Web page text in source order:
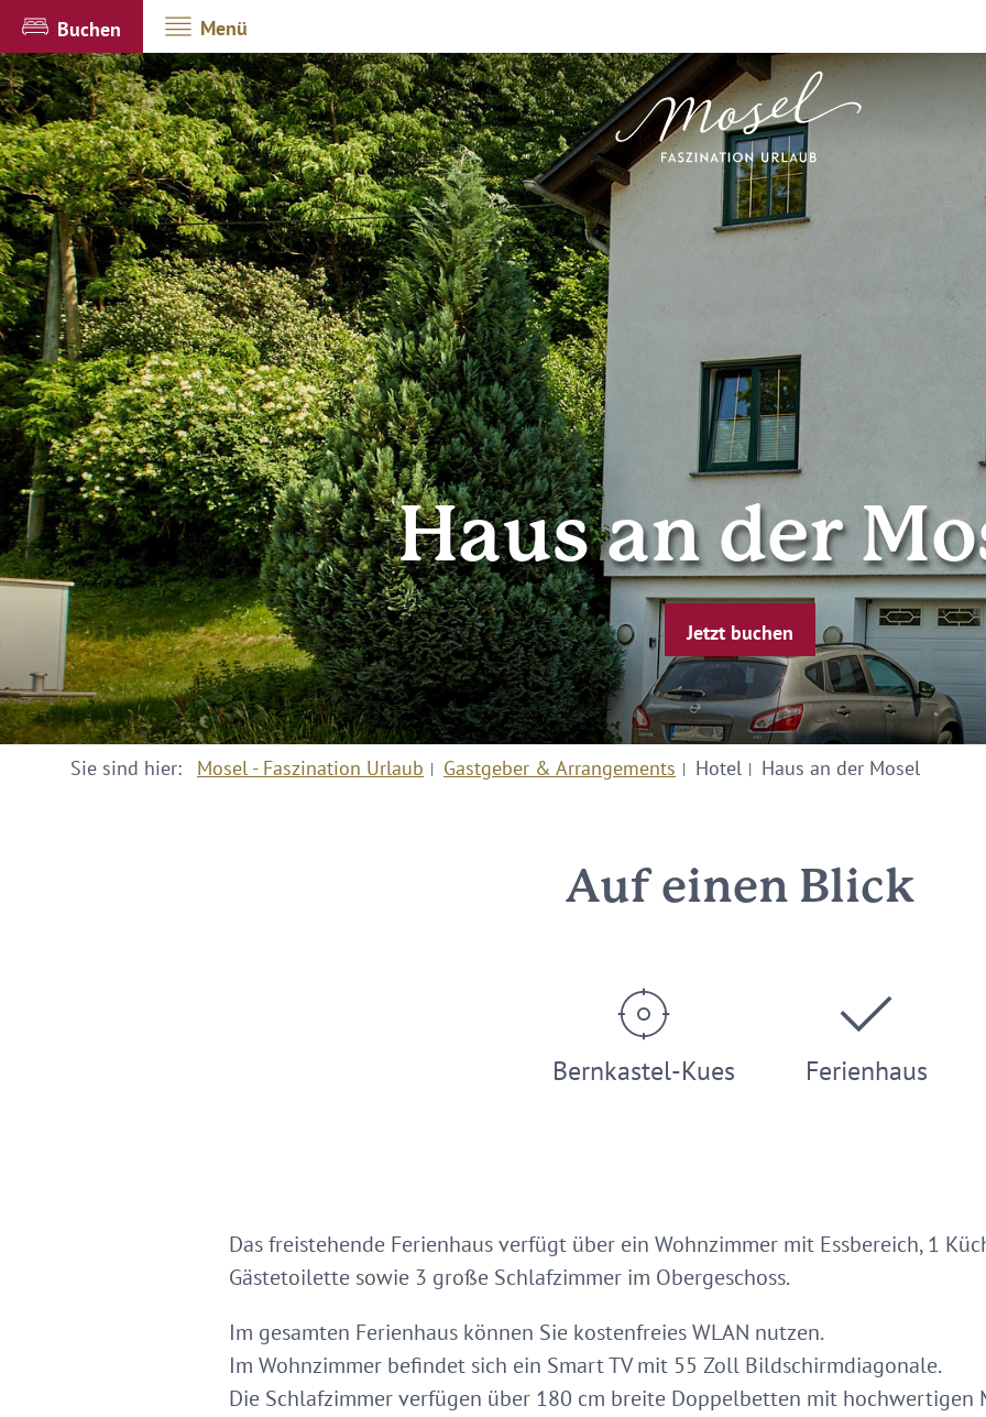
Buchen Menü
Haus an der
Jetzt buchen
Sie sind hier: Mosel - Faszination Urlaub Gastgeber & Arrangements Hotel Haus an der Mosel
Auf einen Blick
Bernkastel-Kues Ferienhaus
Das freistehende Ferienhaus verfügt über ein Wohnzimmer mit Essbereich, 1
Gästetoilette sowie 3 große Schlafzimmer im Obergeschoss.
Im gesamten Ferienhaus können Sie kostenfreies WLAN nutzen.
Im Wohnzimmer befindet sich ein Smart TV mit 55 Zoll Bildschirmdiagonale.
Die Schlafzimmer verfügen über 180 cm breite Doppelbetten mit hochwertigen